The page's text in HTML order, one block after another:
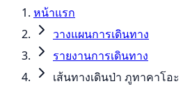
หน้าแรก
วางแผนการเดินทาง
รายงานการเดินทาง
เส้นทางเดินป่า ภูทาคาโอะ